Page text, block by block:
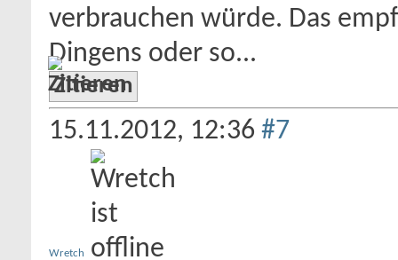
verbrauchen würde. Das
Dingens oder so...
Zitieren
15.11.2012, 12:36 #7
Wretch